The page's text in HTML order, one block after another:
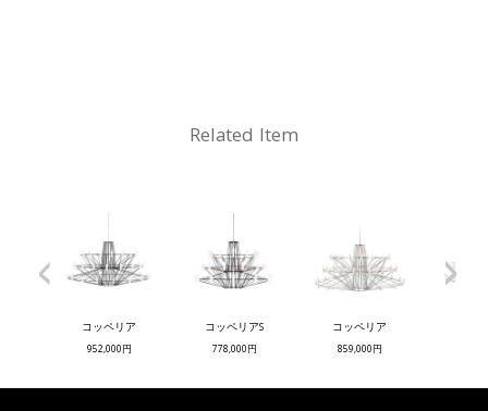
Related Item
コッペリア
952,000円
コッペリアS
778,000円
コッペリア
859,000円
< >